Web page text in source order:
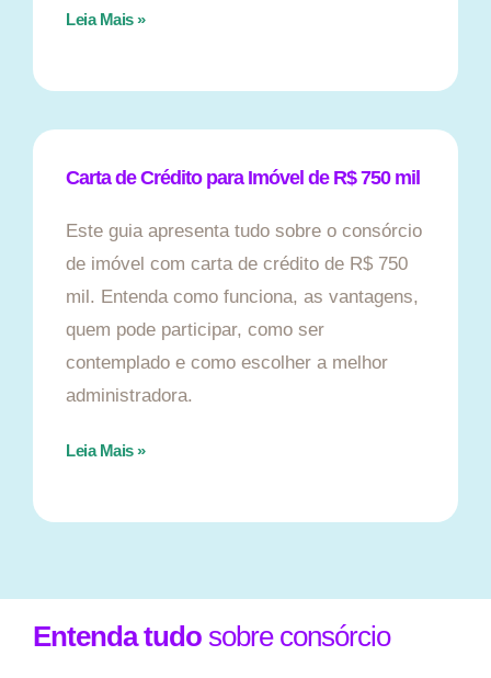
Leia Mais »
Carta de Crédito para Imóvel de R$ 750 mil
Este guia apresenta tudo sobre o consórcio
de imóvel com carta de crédito de R$ 750
mil. Entenda como funciona, as vantagens,
quem pode participar, como ser
contemplado e como escolher a melhor
administradora.
Leia Mais »
Entenda tudo sobre consórcio